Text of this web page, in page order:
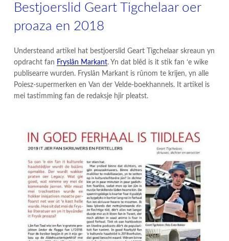
Bestjoerslid Geart Tigchelaar oer
proaza en 2018
Understeand artikel hat bestjoerslid Geart Tigchelaar skreaun yn
opdracht fan Fryslân Markant. Yn dat blêd is it stik fan ‘e wike
publisearre wurden. Fryslân Markant is rûnom te krijen, yn alle
Poiesz-supermerken en Van der Velde-boekhannels. It artikel is
mei tastimming fan de redaksje hjir pleatst.